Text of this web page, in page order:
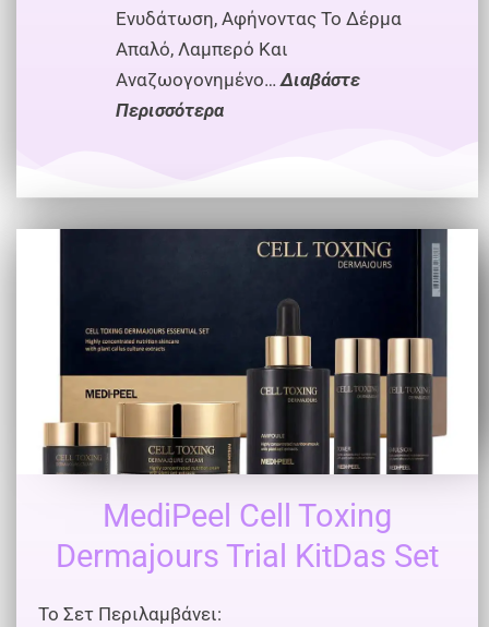
Ενυδάτωση, Αφήνοντας Το Δέρμα
Απαλό, Λαμπερό Και
Αναζωογονημένο… Διαβάστε
Περισσότερα
MediPeel Cell Toxing
Dermajours Trial KitDas Set
Το Σετ Περιλαμβάνει: